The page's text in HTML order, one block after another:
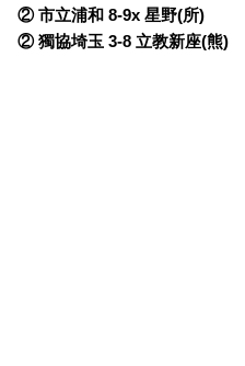
② 市立浦和 8-9x 星野(所)
② 獨協埼玉 3-8 立教新座(熊)